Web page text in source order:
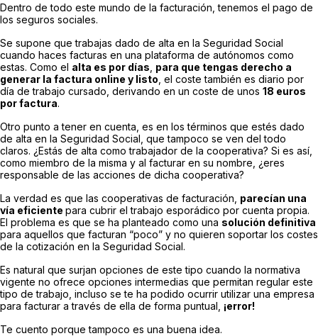
Dentro de todo este mundo de la facturación, tenemos el pago de
los seguros sociales.
Se supone que trabajas dado de alta en la Seguridad Social
cuando haces facturas en una plataforma de autónomos como
estas. Como el alta es por días para que tengas derecho a
generar la factura online y listo , el coste también es diario por
día de trabajo cursado, derivando en un coste de unos 18 euros
por factura.
Otro punto a tener en cuenta, es en los términos que estés dado
de alta en la Seguridad Social, que tampoco se ven del todo
claros. ¿Estás de alta como trabajador de la cooperativa? Si es así,
como miembro de la misma y al facturar en su nombre, ¿eres
responsable de las acciones de dicha cooperativa?
La verdad es que las cooperativas de facturación, parecían una
vía eficiente para cubrir el trabajo esporádico por cuenta propia.
El problema es que se ha planteado como una solución definitiva
para aquellos que facturan “poco” y no quieren soportar los costes
de la cotización en la Seguridad Social.
Es natural que surjan opciones de este tipo cuando la normativa
vigente no ofrece opciones intermedias que permitan regular este
tipo de trabajo, incluso se te ha podido ocurrir utilizar una empresa
para facturar a través de ella de forma puntual, ¡error!
Te cuento porque tampoco es una buena idea.